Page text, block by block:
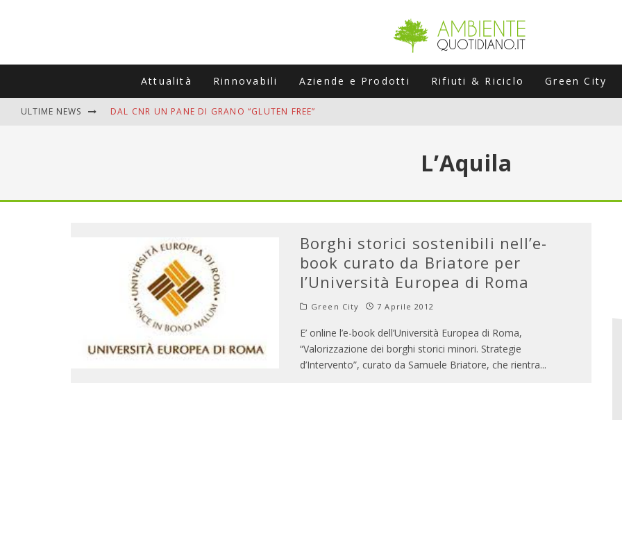
Attualità Rinnovabili Aziende e Prodotti Rifiuti & Riciclo Green City
ULTIME NEWS DAL CNR UN PANE DI GRANO “GLUTEN FREE”
L’Aquila
Borghi storici sostenibili nell’e-
book curato da Briatore per
l’Università Europea di Roma
Green City 7 Aprile 2012
E’ online l’e-book dell’Università Europea di Roma,
“Valorizzazione dei borghi storici minori. Strategie
d’Intervento”, curato da Samuele Briatore, che rientra...